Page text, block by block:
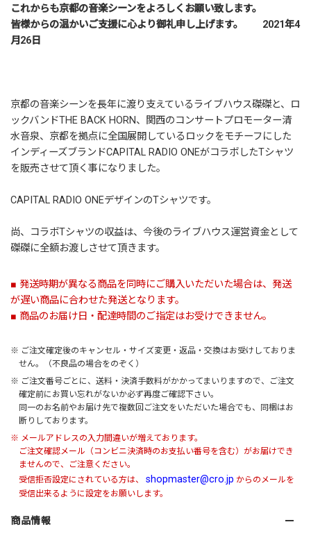
これからも京都の音楽シーンをよろしくお願い致します。
皆様からの温かいご支援に心より御礼申し上げます。 2021年4
月26日
京都の音楽シーンを長年に渡り支えているライブハウス磔磔と、ロ
ックバンドTHE BACK HORN、関西のコンサートプロモーター清
水音泉、京都を拠点に全国展開しているロックをモチーフにした
インディーズブランドCAPITAL RADIO ONEがコラボしたTシャツ
を販売させて頂く事になりました。
CAPITAL RADIO ONEデザインのTシャツです。
尚、コラボTシャツの収益は、今後のライブハウス運営資金として
磔磔に全額お渡しさせて頂きます。
■ 発送時期が異なる商品を同時にご購入いただいた場合は、発送
が遅い商品に合わせた発送となります。
■ 商品のお届け日・配達時間のご指定はお受けできません。
※ ご注文確定後のキャンセル・サイズ変更・返品・交換はお受けしておりま
せん。（不良品の場合をのぞく）
※ ご注文番号ごとに、送料・決済手数料がかかってまいりますので、ご注文
確定前にお買い忘れがないか必ず再度ご確認下さい。
同一のお名前やお届け先で複数回ご注文をいただいた場合でも、同梱はお
断りしております。
※ メールアドレスの入力間違いが増えております。
ご注文確認メール（コンビニ決済時のお支払い番号を含む）がお届けでき
ませんので、ご注意ください。
受信拒否設定にされている方は、 shopmaster@cro.jp からのメールを
受信出来るように設定をお願いします。
商品情報